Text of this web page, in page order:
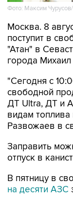
Фото: Максим
Москва. 8
поступит в
"Атан" в
города
"Сегодня с
свободной
ДТ Ultra, ДТ и
видам
Развожаев в
Заправить
отпуск в
В пятницу в
на десяти АЗС